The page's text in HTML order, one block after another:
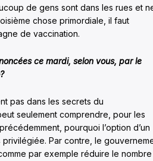
de gens sont dans les rues et
chose primordiale, il faut
de vaccination.
ce mardi, selon vous, par le
pas dans les secrets du
seulement comprendre, pour les
pourquoi l’option d’un
Par contre, le
par exemple réduire le nombre